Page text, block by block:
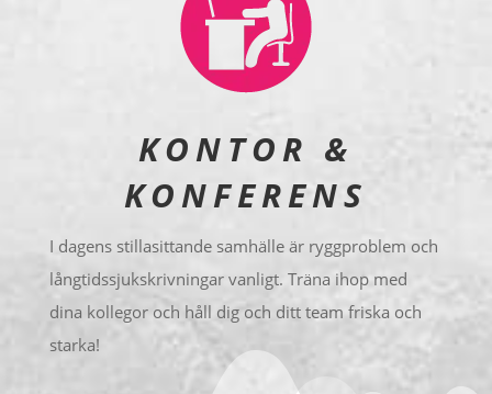
KONTOR &
KONFERENS
I dagens stillasittande samhälle är ryggproblem och
långtidssjukskrivningar vanligt. Träna ihop med
dina kollegor och håll dig och ditt team friska och
starka!